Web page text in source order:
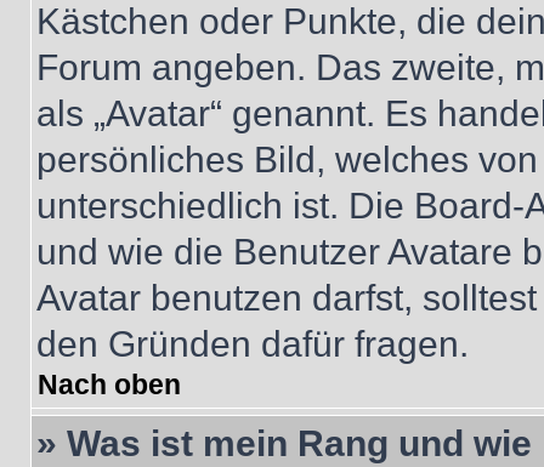
Kästchen oder Punkte, die
Forum angeben. Das zweite,
als „Avatar“ genannt. Es
persönliches Bild, welches
unterschiedlich ist. Die
und wie die Benutzer Avatare
Avatar benutzen darfst,
den Gründen dafür fragen.
Nach oben
» Was ist mein Rang und